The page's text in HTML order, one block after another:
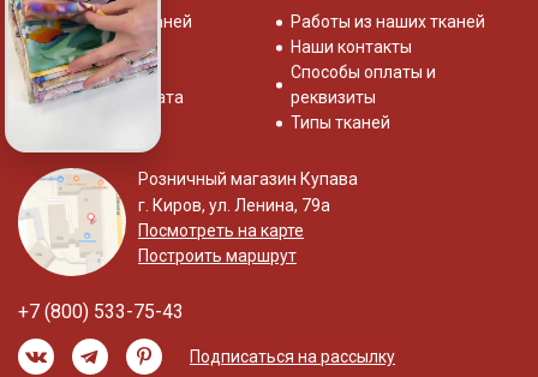
Распродажа тканей
Отзывы о нас
Система скидок
Доставка и оплата
Работы из наших тканей
Наши контакты
Способы оплаты и
реквизиты
Типы тканей
Розничный магазин Купава
г. Киров, ул. Ленина, 79а
Посмотреть на карте
Построить маршрут
+7 (800) 533-75-43
Подписаться на рассылку